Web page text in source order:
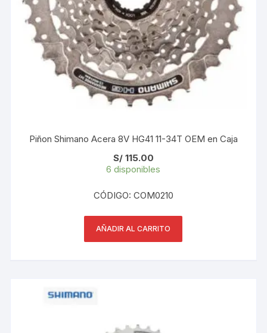
Piñon Shimano Acera 8V HG41 11-34T OEM en Caja
S/115.00
6 disponibles
CÓDIGO: COM0210
AÑADIR AL CARRITO